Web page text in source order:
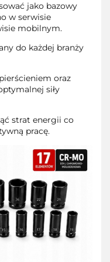
jako bazowy
w serwisie
mobilnym.
do każdej branży
oraz
siły
strat energii co
pracę.